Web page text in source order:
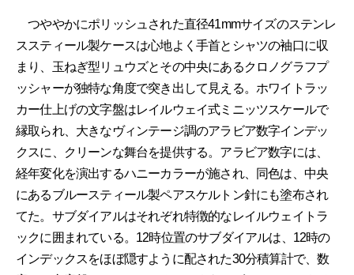
つややかにポリッシュされた直径41mmサイズのステンレ
ススティール製ケースは心地よく手首とシャツの袖口に収
まり、玉ねぎ型リュウズとその中央にあるクロノグラフプ
ッシャーが独特な角度で突き出して見える。ホワイトラッ
カー仕上げの文字盤はレイルウェイ式ミニッツスケールで
縁取られ、大きなヴィンテージ調のアラビア数字インデッ
クスに、クリーンな舞台を提供する。アラビア数字には、
経年変化を演出するハニーカラーが施され、同色は、中央
にあるブルースティール製ペアスケルトン針にも塗布され
てた。サブダイアルはそれぞれ特徴的なレイルウェイトラ
ックに囲まれている。12時位置のサブダイアルは、12時の
インデックスをほぼ隠すように配された30分積算計で、数